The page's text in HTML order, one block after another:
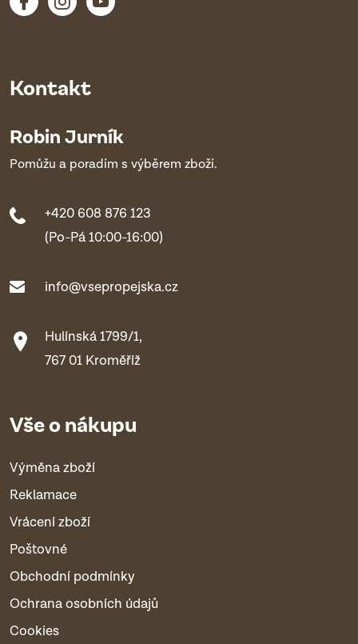
Kontakt
Robin Jurník
Pomůžu a poradím s výběrem zboží.
+420 608 876 123
(Po-Pá 10:00-16:00)
info@vsepropejska.cz
Hulínská 1799/1,
767 01 Kroměříž
Vše o nákupu
Výměna zboží
Reklamace
Vrácení zboží
Poštovné
Obchodní podmínky
Ochrana osobních údajů
Cookies